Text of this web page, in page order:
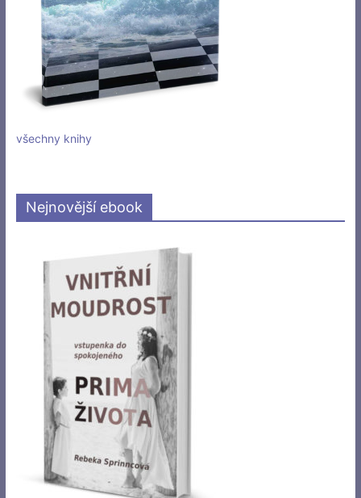
všechny knihy
Nejnovější ebook